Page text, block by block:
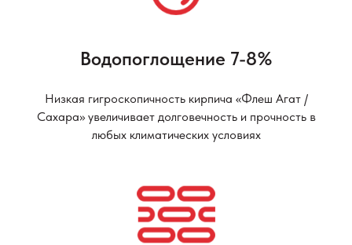
Водопоглощение 7-8%
Низкая гигроскопичность кирпича «Флеш Агат /
Сахара» увеличивает долговечность и прочность в
любых климатических условиях